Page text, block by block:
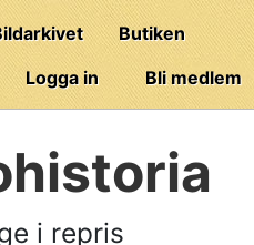
Butiken
Bli medlem
Logga in
i repris